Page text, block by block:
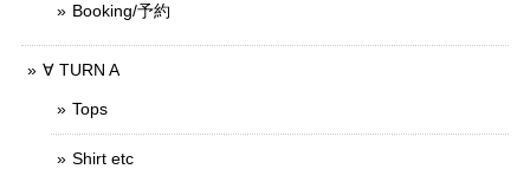
Booking/予約
∀ TURN A
Tops
Shirt etc